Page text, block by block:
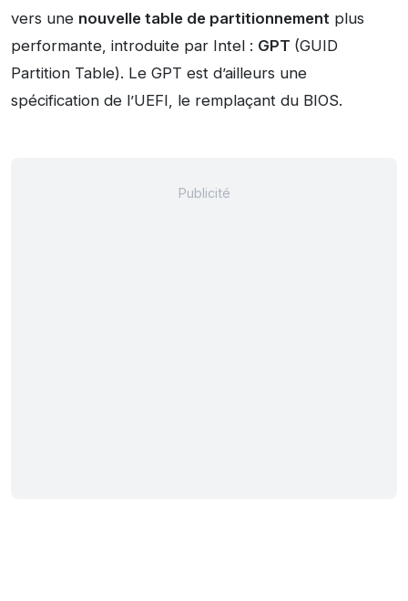
vers une nouvelle table de partitionnement plus
performante, introduite par Intel : GPT (GUID
Partition Table). Le GPT est d’ailleurs une
spécification de l’UEFI, le remplaçant du BIOS.